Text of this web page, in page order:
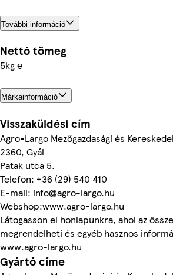
További információ
Nettó tömeg
5kg ℮
Márkainformáció
Visszaküldési cím
Agro-Largo Mezőgazdasági és
2360, Gyál
Patak utca 5.
Telefon: +36 (29) 540 410
E-mail: info@agro-largo.hu
Webshop:www.agro-largo.hu
Látogasson el honlapunkra, ahol az
megrendelheti és egyéb hasznos
www.agro-largo.hu
Gyártó címe